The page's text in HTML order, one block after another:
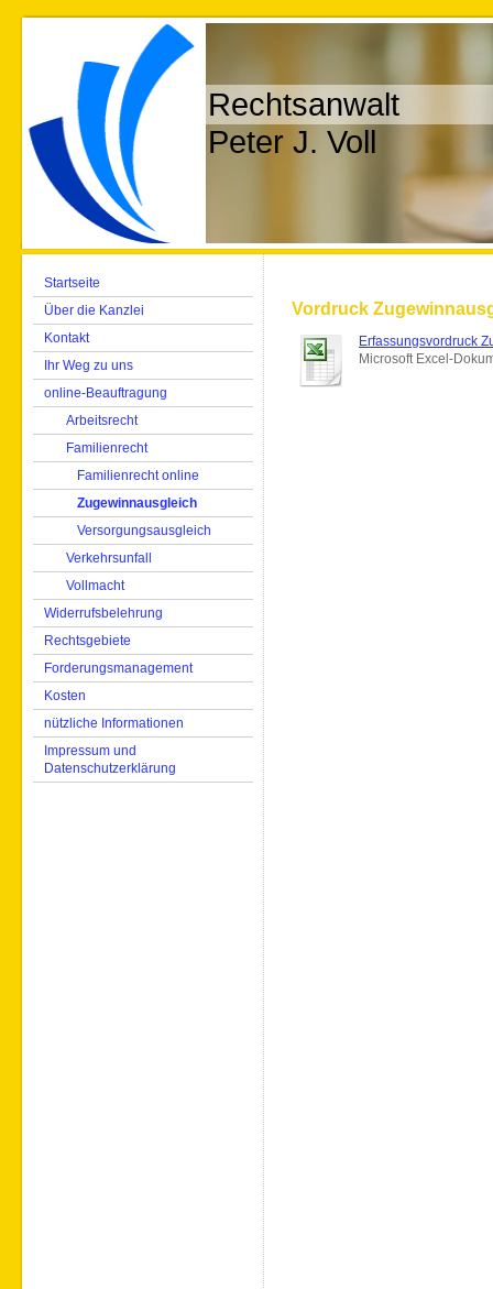
Rechtsanwalt
Peter J. Voll
Startseite
Über die Kanzlei
Kontakt
Ihr Weg zu uns
online-Beauftragung
Arbeitsrecht
Familienrecht
Familienrecht online
Zugewinnausgleich
Versorgungsausgleich
Verkehrsunfall
Vollmacht
Widerrufsbelehrung
Rechtsgebiete
Forderungsmanagement
Kosten
nützliche Informationen
Impressum und
Datenschutzerklärung
Vordruck
Erfassungsvordruck
Microsoft Excel-